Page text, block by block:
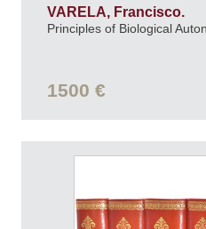
VARELA, Francisco.
Principles of Biological
1500 €